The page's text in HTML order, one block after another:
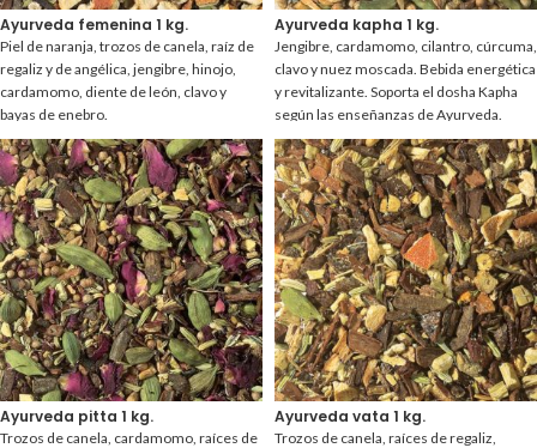
Ayurveda femenina 1 kg.
Piel de naranja, trozos de canela, raíz de
regaliz y de angélica, jengibre, hinojo,
cardamomo, diente de león, clavo y
bayas de enebro.
Ayurveda kapha 1 kg.
Jengibre, cardamomo, cilantro, cúrcuma,
clavo y nuez moscada. Bebida energética
y revitalizante. Soporta el dosha Kapha
según las enseñanzas de Ayurveda.
Ayurveda pitta 1 kg.
Trozos de canela, cardamomo, raíces de
Ayurveda vata 1 kg.
Trozos de canela, raíces de regaliz,